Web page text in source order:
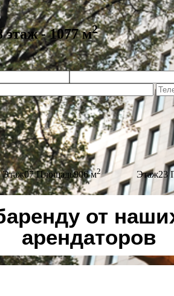
этаж - 1077 м2
Этаж07 Площадь906 м2
Ставка38 700 руб./м2
Этаж23
Ставка
от
арендаторов